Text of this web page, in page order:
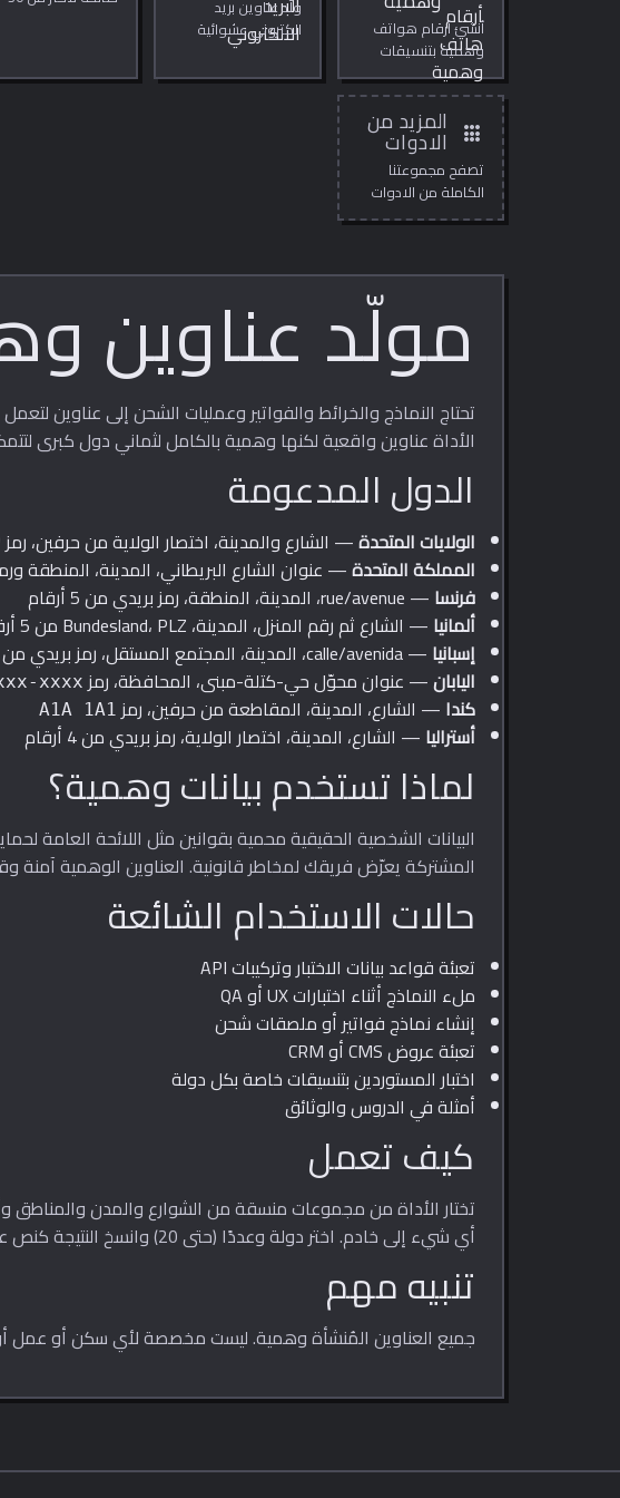
أنشئ أرقام هواتف
وهمية بتنسيقات
خاصة بكل دولة
باستخدام بادئات
محجوزة أو خيالية
آمنة للاختبار.
ولّد عناوين بريد
الكتروني عشوائية
للاختبار والتطوير.
apps
المزيد من
الادوات
تصفح مجموعتنا
الكاملة من الادوات
المجانية عبر الانترنت.
مولّد عناوين
تحتاج النماذج والخرائط والفواتير وعمليات الشحن إلى عناوين
الأداة عناوين واقعية لكنها وهمية بالكامل لثماني دول كبرى
الدول المدعومة
الولايات المتحدة— الشارع والمدينة، اختصار الولاية من حرفين، رمز ZIP من 5 أرقام
المملكة المتحدة— عنوان الشارع البريطاني، المدينة، المنطقة
فرنسا — rue/avenue، المدينة، المنطقة، رمز بريدي من 5 أرقام
ألمانيا — الشارع ثم رقم المنزل، المدينة، Bundesland، PLZ من 5 أرقام
إسبانيا — calle/avenida، المدينة، المجتمع المستقل، رمز بريدي من 5 أرقام
اليابان— عنوان محوّل حي-كتلة-مبنى، المحافظة، رمز xxxx
كندا — الشارع، المدينة، المقاطعة من حرفين، رمز A1A 1A1
أستراليا — الشارع، المدينة، اختصار الولاية، رمز بريدي من 4 أرقام
لماذا تستخدم بيانات وهمية؟
المشتركة يعرّض فريقك لمخاطر قانونية. العناوين الوهمية آمنة
حالات الاستخدام الشائعة
تعبئة قواعد بيانات الاختبار وتركيبات API
ملء النماذج أثناء اختبارات UX أو QA
إنشاء نماذج فواتير أو ملصقات شحن
تعبئة عروض CMS أو CRM
اختبار المستوردين بتنسيقات خاصة بكل دولة
أمثلة في الدروس والوثائق
كيف تعمل
تختار الأداة من مجموعات منسقة من الشوارع والمدن
أي شيء إلى خادم. اختر دولة وعددًا (حتى 20) وانسخ النتيجة كنص عادي أو JSON.
تنبيه مهم
جميع العناوين المُنشأة وهمية. ليست مخصصة لأي سكن أو عمل